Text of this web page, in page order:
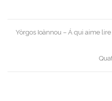
Post
Yòrgos Ioànnou – Á qui aime lire